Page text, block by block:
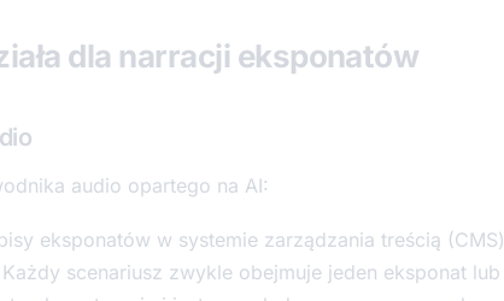
dla narracji eksponatów
audio opartego na AI:
eksponatów w systemie zarządzania treścią (CMS)
scenariusz zwykle obejmuje jeden eksponat lub